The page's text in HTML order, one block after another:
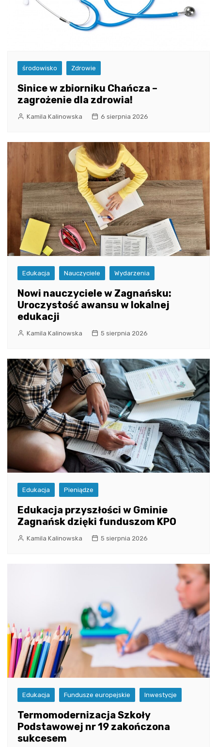
środowisko Zdrowie
Sinice w zbiorniku Chańcza –
zagrożenie dla zdrowia!
Kamila Kalinowska 6 sierpnia 2026
Edukacja Nauczyciele Wydarzenia
Nowi nauczyciele w Zagnańsku:
Uroczystość awansu w lokalnej
edukacji
Kamila Kalinowska 5 sierpnia 2026
Edukacja Pieniądze
Edukacja przyszłości w Gminie
Zagnańsk dzięki funduszom KPO
Kamila Kalinowska 5 sierpnia 2026
Edukacja Fundusze europejskie Inwestycje
Termomodernizacja Szkoły
Podstawowej nr 19 zakończona
sukcesem